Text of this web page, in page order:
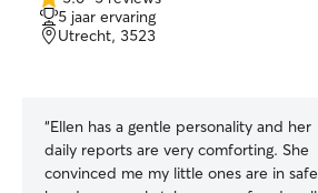
5.0
van
5
5 jaar ervaring
Utrecht, 3523
“Ellen has a gentle personality and her
daily reports are very comforting. She
convinced me my little ones are in safe